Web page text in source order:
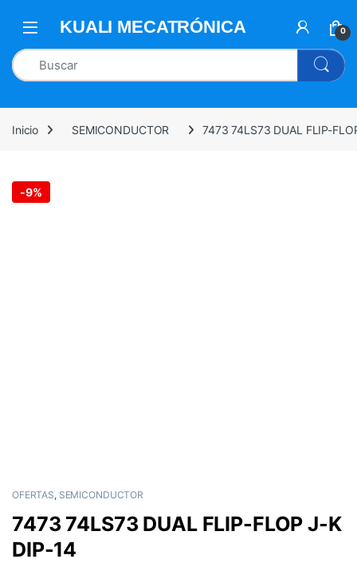
0
Inicio SEMICONDUCTOR 7473 74LS73 DUAL FLIP-
-9%
OFERTAS, SEMICONDUCTOR
7473 74LS73 DUAL FLIP-FLOP J-K
DIP-14